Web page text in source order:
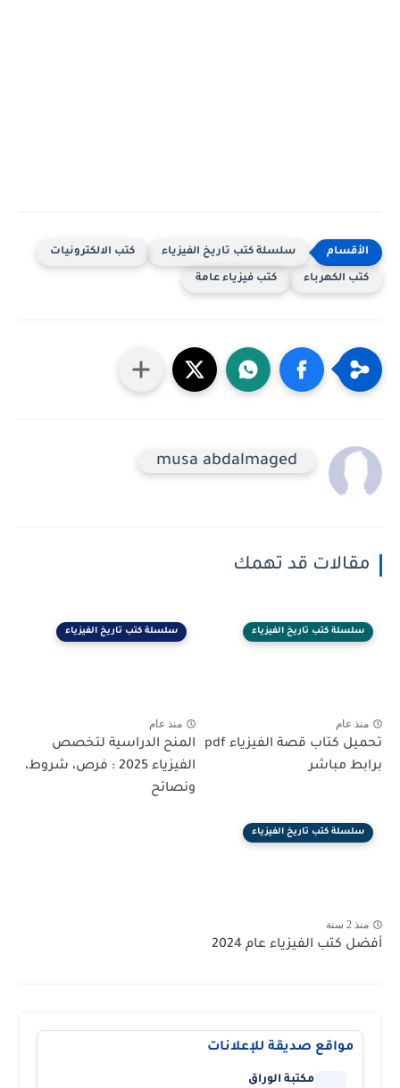
سلسلة كتب تاريخ الفيزياء كتب الالكترونيات
كتب الكهرباء كتب فيزياء عامة
musa abdalmaged
مقالات قد تهمك
سلسلة كتب تاريخ الفيزياء
منذ عام
تحميل كتاب قصة الفيزياء pdf
برابط مباشر
سلسلة كتب تاريخ الفيزياء
منذ عام
المنح الدراسية لتخصص
الفيزياء 2025 : فرص، شروط،
ونصائح
سلسلة كتب تاريخ الفيزياء
منذ 2 سنة
أفضل كتب الفيزياء عام 2024
مواقع صديقة للإعلانات
مكتبة الوراق